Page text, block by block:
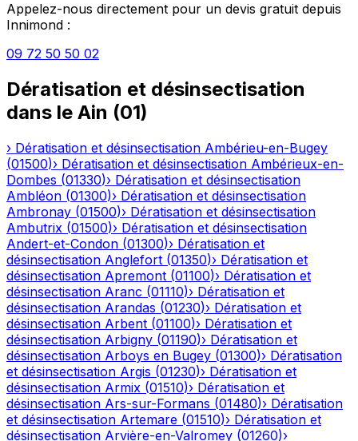
Appelez-nous directement pour un devis gratuit depuis
Innimond :
09 72 50 50 02
Dératisation et désinsectisation
dans le Ain (01)
› Dératisation et désinsectisation Ambérieu-en-Bugey
(01500)› Dératisation et désinsectisation Ambérieux-en-
Dombes (01330)› Dératisation et désinsectisation
Ambléon (01300)› Dératisation et désinsectisation
Ambronay (01500)› Dératisation et désinsectisation
Ambutrix (01500)› Dératisation et désinsectisation
Andert-et-Condon (01300)› Dératisation et
désinsectisation Anglefort (01350)› Dératisation et
désinsectisation Apremont (01100)› Dératisation et
désinsectisation Aranc (01110)› Dératisation et
désinsectisation Arandas (01230)› Dératisation et
désinsectisation Arbent (01100)› Dératisation et
désinsectisation Arbigny (01190)› Dératisation et
désinsectisation Arboys en Bugey (01300)› Dératisation
et désinsectisation Argis (01230)› Dératisation et
désinsectisation Armix (01510)› Dératisation et
désinsectisation Ars-sur-Formans (01480)› Dératisation
et désinsectisation Artemare (01510)› Dératisation et
désinsectisation Arvière-en-Valromey (01260)›